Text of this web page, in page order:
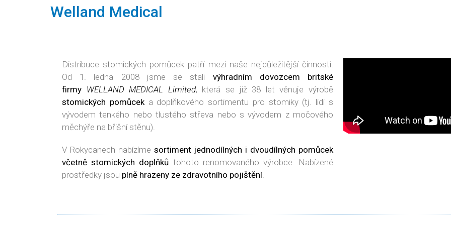
Welland Medical
Distribuce stomických pomůcek patří mezi naše nejdůležitější činnosti.
Od 1. ledna 2008 jsme se stali výhradním dovozcem britské
firmy WELLAND MEDICAL Limited, která se již 38 let věnuje výrobě
stomických pomůceka doplňkového sortimentu pro stomiky (tj. lidi s
vývodem tenkého nebo tlustého střeva nebo s vývodem z močového
měchýře na břišní stěnu).
V Rokycanech nabízíme sortiment jednodílných i dvoudílných pomůcek
včetně stomických doplňků tohoto renomovaného výrobce. Nabízené
prostředky jsou plně hrazeny ze zdravotního pojištění